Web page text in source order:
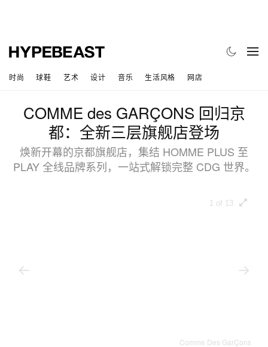
时尚 球鞋 艺术 设计 音乐 生活风格 网店
COMME des GARÇONS 回归京
都：全新三层旗舰店登场
焕新开幕的京都旗舰店，集结 HOMME PLUS 至
PLAY 全线品牌系列，一站式解锁完整 CDG 世界。
1 of 13
Comme Des GarÇons